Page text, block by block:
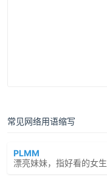
常见网络用语缩写
PLMM
漂亮妹妹，指好看的女生